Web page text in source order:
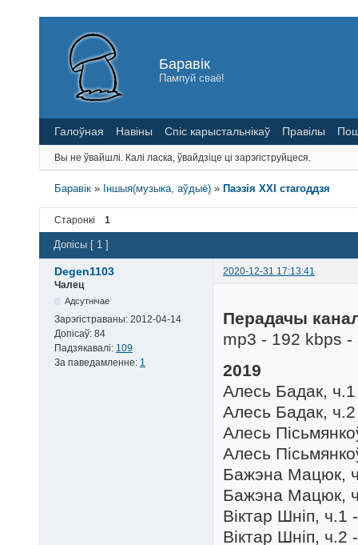
Баравік
Пампуй сваё!
Галоўная Навіны Спіс карыстальнікаў Правілы
Вы не ўвайшлі. Калі ласка, ўвайдзіце ці зарэгіструйцеся.
Баравік » Іншыя(музыка, аўдыё) » Паэзія ХХІ стагоддзя
Старонкі 1
Допісы [ 1 ]
Degen1103
2020-12-31 17:13:41
Чалец
Адсутнічае
Зарэгістраваны: 2012-04-14
Допісаў: 84
Падзякавалі: 109
За паведамленне: 1
Перадачы
mp3 - 192 kbps -
2019
Алесь Бадак,
Алесь Бадак,
Алесь
Алесь
Бажэна Мацюк,
Бажэна Мацюк,
Віктар Шніп, ч.1
Віктар Шніп, ч.2